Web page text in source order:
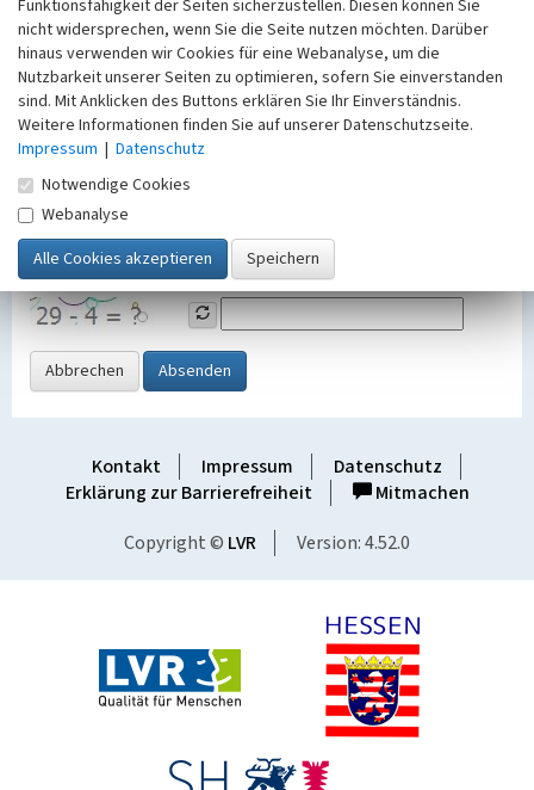
dem 25.05.2018 gültigen Europäischen Datenschutzgrundverordnung
(EU-DSGVO) vertraulich behandelt, beachten Sie bitte unsere
Hinweise zumDatenschutz
Nachricht
SicherheitsabfrageTragen Sie unten das Rechenergebnis aus der
Grafik ein
Abbrechen Absenden
Kontakt Impressum
Datenschutz
Erklärung zur Barrierefreiheit
Mitmachen
Copyright © LVR Version: 4.52.0
Funktionsfähigkeit der Seiten sicherzustellen. Diesen können Sie
nicht widersprechen, wenn Sie die Seite nutzen möchten. Darüber
hinaus verwenden wir Cookies für eine Webanalyse, um die
Nutzbarkeit unserer Seiten zu optimieren, sofern Sie einverstanden
sind. Mit Anklicken des Buttons erklären Sie Ihr Einverständnis.
Weitere Informationen finden Sie auf unserer Datenschutzseite.
Impressum | Datenschutz
Notwendige Cookies
Webanalyse